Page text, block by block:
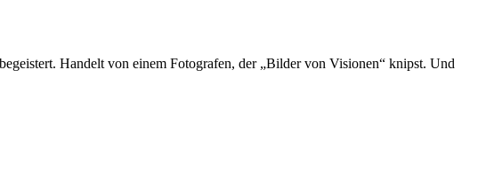
Handelt von einem Fotografen, der „Bilder von Visionen“ knipst. Und